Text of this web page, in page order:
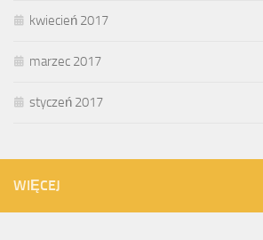
kwiecień 2017
marzec 2017
styczeń 2017
WIĘCEJ